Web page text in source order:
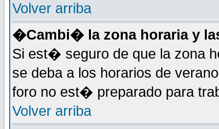
Volver arriba
�Cambi� la zona horaria y
Si est� seguro de que la zona
se deba a los horarios de
foro no est� preparado para
Volver arriba